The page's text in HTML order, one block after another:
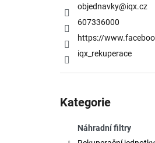
objednavky@iqx.cz
607336000
https://
iqx_rekuperace
kategorie
Kategorie
Náhradní filtry